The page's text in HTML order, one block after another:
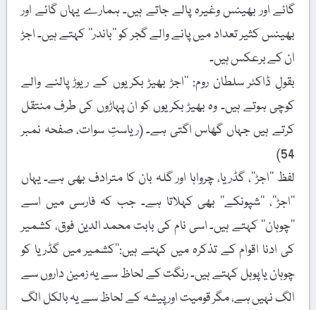
گائے اور بھینس وغیرہ پالے جاتے ہیں۔ ہمارے یہاں گائے اور
بھینس کثیر تعداد میں پانے والے گجر کو ’’باندر‘‘ کہتے ہیں۔ اجڑ
ان کے برعکس ہیں۔
بقولِ ڈاکٹر سلطان روم: ’’اجڑ بھیڑ بکریوں کے ریوڑ پالنے والے
کوچی ہوتے ہیں۔ وہ بھیڑ بکریوں کو ان پہاڑوں کی طرف منتقل
کرتے ہیں جہاں گھاس اگتی ہے۔ (ریاستِ سوات، صفحہ نمبر
54)
لفظ ’’اجڑ‘‘، گڈریا، چرواہا اور گلہ بان کا مترادف بھی ہے۔ یہاں
’’اجڑ‘‘، ’’شپونکے‘‘ بھی کہلاتا ہے۔ جب کہ فارسی میں اسے
’’چوہان‘‘ کہتے ہیں۔ اسی نام کی بابت محمد الدین فوق، کشمیر
کی ادنا اقوام کے تذکرہ میں کہتے ہیں:’’کشمیر میں گڈریا کو
چوہان یا پوہل کہتے ہیں۔ رنگت کے لحاظ سے یہ زمین داروں سے
الگ نہیں ہے، مگر قومیت اور پیشہ کے لحاظ سے یہ بالکل الگ